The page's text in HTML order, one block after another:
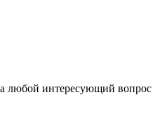
любой интересующий вопрос